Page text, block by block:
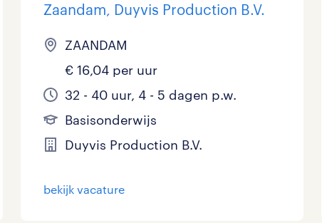
Beveiliging 0
Chauffeurs 0
Financieel 0
Industrieel / Productie
Management / Leidinggevend
Geen 3
LBO, MAVO, VMBO
Master 0
WO 0
9 - 16 uur 0
33 - 36 uur 0
Tijdelijk 2
Zaandam, Duyvis Production B.V.
ZAANDAM
€ 16,04 per uur
32 - 40 uur, 4 - 5 dagen p.w.
Basisonderwijs
Duyvis Production B.V.
bekijk vacature